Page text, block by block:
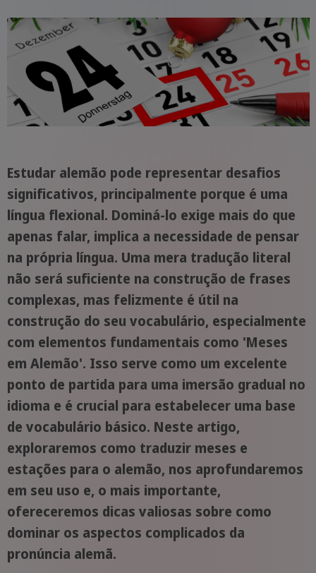
Estudar alemão pode representar desafios
significativos, principalmente porque é uma
língua flexional. Dominá-lo exige mais do que
apenas falar, implica a necessidade de pensar
na própria língua. Uma mera tradução literal
não será suficiente na construção de frases
complexas, mas felizmente é útil na
construção do seu vocabulário, especialmente
com elementos fundamentais como 'Meses
em Alemão'. Isso serve como um excelente
ponto de partida para uma imersão gradual no
idioma e é crucial para estabelecer uma base
de vocabulário básico. Neste artigo,
exploraremos como traduzir meses e
estações para o alemão, nos aprofundaremos
em seu uso e, o mais importante,
ofereceremos dicas valiosas sobre como
dominar os aspectos complicados da
pronúncia alemã.